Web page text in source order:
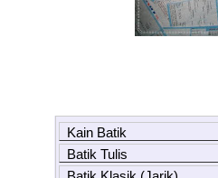
Kain Batik
Batik Tulis